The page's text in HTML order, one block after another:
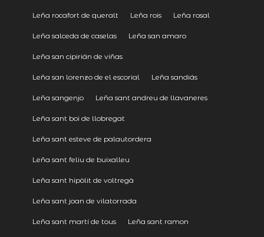
Leña rocafort de queralt Leña rois Leña rosal
Leña salceda de caselas Leña san amaro
Leña san cipirián de viñas
Leña san lorenzo de el escorial Leña sandiás
Leña sangenjo Leña sant andreu de llavaneres
Leña sant boi de llobregat
Leña sant esteve de palautordera
Leña sant feliu de buixalleu
Leña sant hipòlit de voltregà
Leña sant joan de vilatorrada
Leña sant martí de tous Leña sant ramon